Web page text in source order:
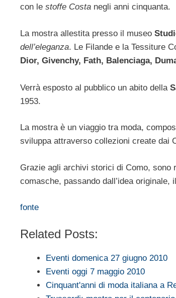
con le stoffe Costa negli anni cinquanta.
La mostra allestita presso il museo
dell’eleganza. Le Filande e la Tessiture
Dior, Givenchy, Fath, Balenciaga,
Verrà esposto al pubblico un abito della
1953.
La mostra è un viaggio tra moda,
sviluppa attraverso collezioni create dai
Grazie agli archivi storici di Como,
comasche, passando dall’idea
fonte
Related Posts:
Eventi domenica 27 giugno 2010
Eventi oggi 7 maggio 2010
Cinquant'anni di moda italiana a